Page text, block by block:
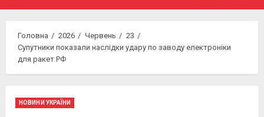
Menu
Головна 2026 Червень
23
Супутники показали наслідки удару по заводу електроніки
для ракет РФ
НОВИНИ УКРАЇНИ